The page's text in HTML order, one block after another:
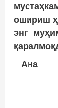
ошириш
энг
Ана